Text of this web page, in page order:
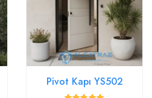
Pivot Kapı YS502